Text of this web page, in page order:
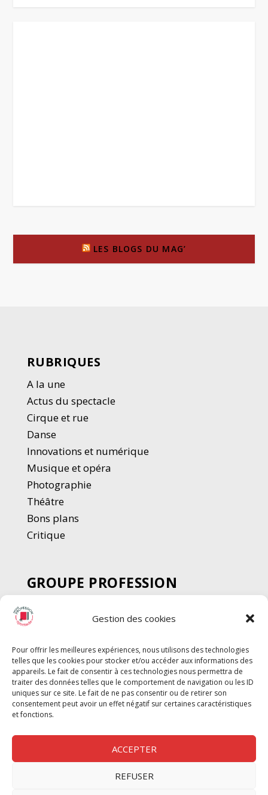
Gestion des cookies
Pour offrir les meilleures expériences, nous utilisons des technologies
telles que les cookies pour stocker et/ou accéder aux informations des
appareils. Le fait de consentir à ces technologies nous permettra de
traiter des données telles que le comportement de navigation ou les ID
uniques sur ce site. Le fait de ne pas consentir ou de retirer son
consentement peut avoir un effet négatif sur certaines caractéristiques
et fonctions.
ACCEPTER
REFUSER
LES BLOGS DU MAG’
RUBRIQUES
A la une
Actus du spectacle
Cirque et rue
Danse
Innovations et numérique
Musique et opéra
Photographie
Théâtre
Bons plans
Critique
GROUPE PROFESSION
SPECTACLE
Chèque Intermittents
Chèque Compta
Chèque Emploi Spectacle
G-Pods
Profession Audio-visuel